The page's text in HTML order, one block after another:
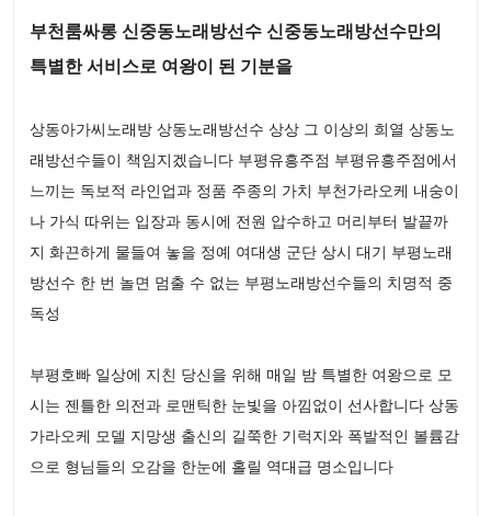
부천룸싸롱 신중동노래방선수 신중동노래방선수만의
특별한 서비스로 여왕이 된 기분을
상동아가씨노래방 상동노래방선수 상상 그 이상의 희열 상동노
래방선수들이 책임지겠습니다 부평유흥주점 부평유흥주점에서
느끼는 독보적 라인업과 정품 주종의 가치 부천가라오케 내숭이
나 가식 따위는 입장과 동시에 전원 압수하고 머리부터 발끝까
지 화끈하게 물들여 놓을 정예 여대생 군단 상시 대기 부평노래
방선수 한 번 놀면 멈출 수 없는 부평노래방선수들의 치명적 중
독성
부평호빠 일상에 지친 당신을 위해 매일 밤 특별한 여왕으로 모
시는 젠틀한 의전과 로맨틱한 눈빛을 아낌없이 선사합니다 상동
가라오케 모델 지망생 출신의 길쭉한 기럭지와 폭발적인 볼륨감
으로 형님들의 오감을 한눈에 홀릴 역대급 명소입니다